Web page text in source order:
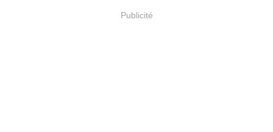
Publicité